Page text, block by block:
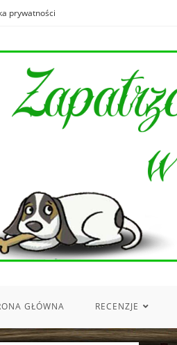
prywatności
GŁÓWNA RECENZJE